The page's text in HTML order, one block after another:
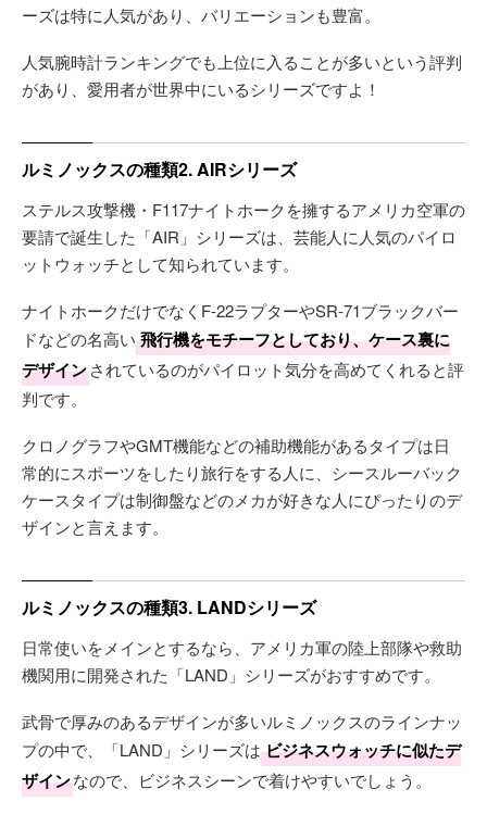
ーズは特に人気があり、バリエーションも豊富。
人気腕時計ランキングでも上位に入ることが多いという評判
があり、愛用者が世界中にいるシリーズですよ！
ルミノックスの種類2. AIRシリーズ
ステルス攻撃機・F117ナイトホークを擁するアメリカ空軍の
要請で誕生した「AIR」シリーズは、芸能人に人気のパイロ
ットウォッチとして知られています。
ナイトホークだけでなくF-22ラプターやSR-71ブラックバー
ドなどの名高い 飛行機をモチーフとしており、ケース裏に
デザインされているのがパイロット気分を高めてくれると評
判です。
クロノグラフやGMT機能などの補助機能があるタイプは日
常的にスポーツをしたり旅行をする人に、シースルーバック
ケースタイプは制御盤などのメカが好きな人にぴったりのデ
ザインと言えます。
ルミノックスの種類3. LANDシリーズ
日常使いをメインとするなら、アメリカ軍の陸上部隊や救助
機関用に開発された「LAND」シリーズがおすすめです。
武骨で厚みのあるデザインが多いルミノックスのラインナッ
プの中で、「LAND」シリーズは ビジネスウォッチに似たデ
ザインなので、ビジネスシーンで着けやすいでしょう。